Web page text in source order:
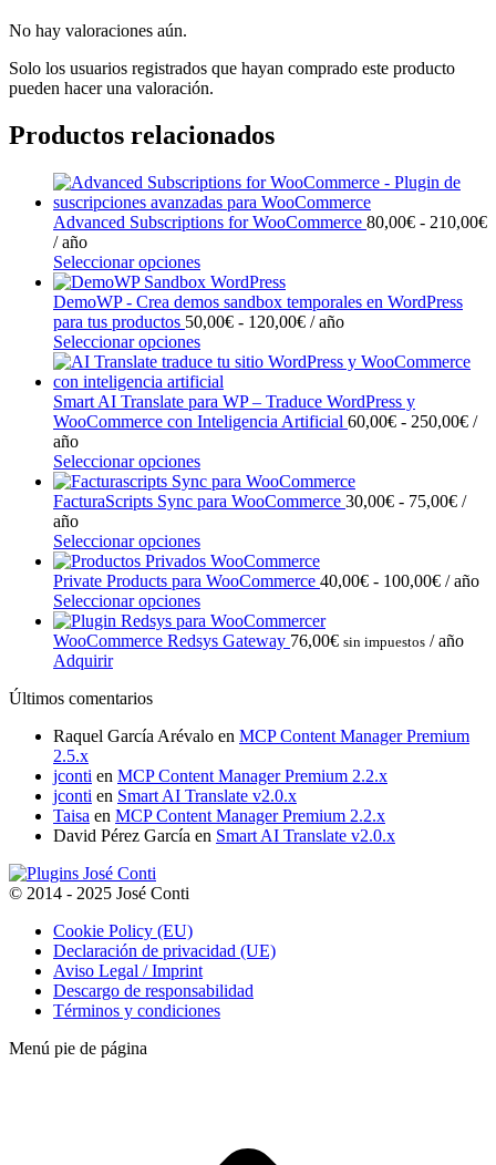
No hay valoraciones aún.
Solo los usuarios registrados que hayan comprado este producto
pueden hacer una valoración.
Productos relacionados
Advanced Subscriptions for WooCommerce 80,00€ - 210,00€
/ año
Seleccionar opcionesEste
producto
tiene
múltiples
variantes.
Las
opciones
se
pueden
en
la
página
producto
DemoWP - Crea demos sandbox temporales en WordPress
para tus productos 50,00€ - 120,00€Rango
precios:
50,00€
hasta
/ año
Seleccionar opcionesEste
producto
tiene
múltiples
variantes.
opciones
se
pueden
en
la
página
de
producto
Smart AI Translate para WP – Traduce WordPress y
WooCommerce con Inteligencia Artificial 60,00€ - 250,00€ /
año
Seleccionar opcionesEste
producto
tiene
variantes.
Las
opciones
se
pueden
elegir
producto
FacturaScripts Sync para WooCommerce 30,00€ - 75,00€ /
año
Seleccionar opcionesEste
producto
tiene
múltiples
variantes.
Las
en
página
de
producto
Private Products para WooCommerce 40,00€ - 100,00€Rango
desde
/ año
Seleccionar opcionesEste
producto
tiene
se
elegir
en
la
página
WooCommerce Redsys Gateway 76,00€ sin impuestos / año
Adquirir
Últimos comentarios
Raquel García Arévalo en MCP Content Manager Premium
2.5.x
jconti en MCP Content Manager Premium 2.2.x
jconti en Smart AI Translate v2.0.x
Taisa en MCP Content Manager Premium 2.2.x
David Pérez García en Smart AI Translate v2.0.x
© 2014 - 2025 José Conti
Cookie Policy (EU)
Declaración de privacidad (UE)
Aviso Legal / Imprint
Descargo de responsabilidad
Términos y condiciones
Menú pie de página